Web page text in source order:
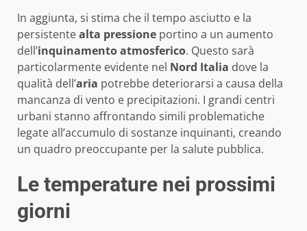
In aggiunta, si stima che il tempo asciutto e la
persistentealta pressione portino a un aumento
dell’inquinamento atmosferico. Questo sarà
particolarmente evidente nel Nord Italia dove la
qualità dell’aria potrebbe deteriorarsi a causa della
mancanza di vento e precipitazioni. I grandi centri
urbani stanno affrontando simili problematiche
legate all’accumulo di sostanze inquinanti, creando
un quadro preoccupante per la salute pubblica.
Le temperature nei prossimi
giorni